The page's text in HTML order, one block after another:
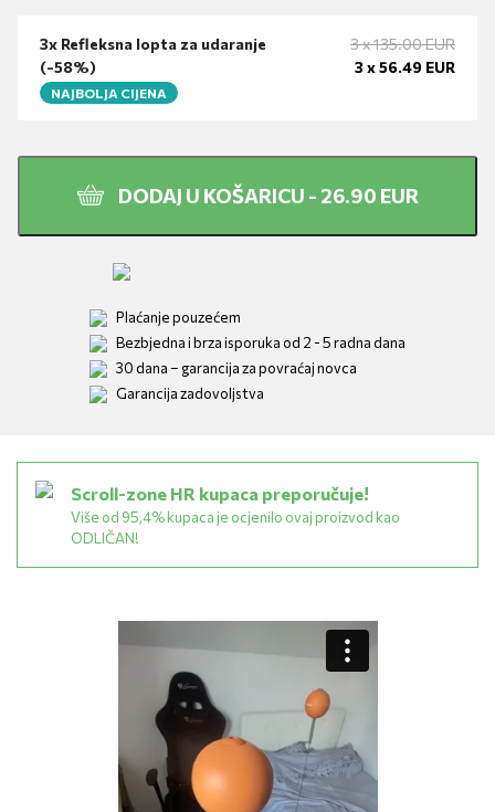
3x Refleksna lopta za udaranje
(-58%)
NAJBOLJA CIJENA
3 x135.00EUR
3 x56.49 EUR
DODAJ U KOŠARICU - 26.90 EUR
Plaćanje pouzećem
Bezbjedna i brza isporuka od 2 - 5 radna dana
30 dana – garancija za povraćaj novca
Garancija zadovoljstva
Scroll-zone HR kupaca preporučuje!
Više od 95,4% kupaca je ocjenilo ovaj proizvod kao
ODLIČAN!